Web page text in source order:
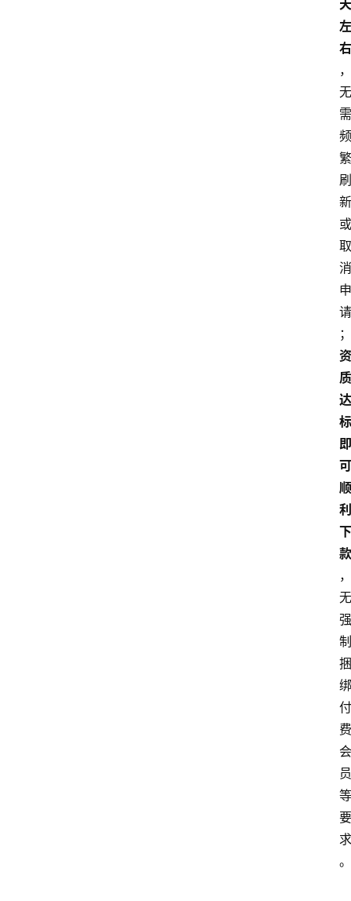
天
左
右
，
无
需
频
繁
刷
新
或
取
消
申
请
；
资
质
达
标
即
可
顺
利
下
款
，
无
强
制
捆
绑
付
费
会
员
等
要
求
。